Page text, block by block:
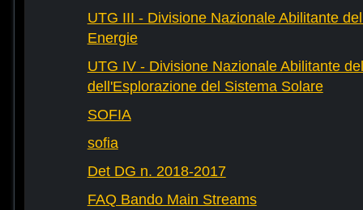
UTG III - Divisione Nazionale Abilitante
Energie
UTG IV - Divisione Nazionale Abilitante
dell'Esplorazione del Sistema Solare
SOFIA
sofia
Det DG n. 2018-2017
FAQ Bando Main Streams